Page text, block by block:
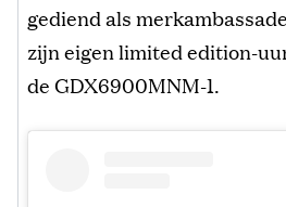
gediend als
zijn eigen limited edition-
de GDX6900MNM-1.